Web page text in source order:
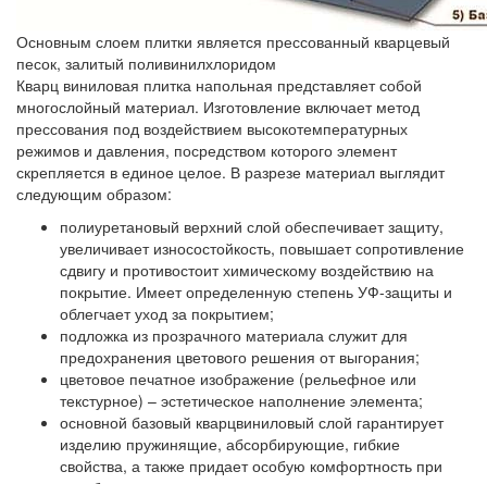
Основным слоем плитки является прессованный кварцевый
песок, залитый поливинилхлоридом
Кварц виниловая плитка напольная представляет собой
многослойный материал. Изготовление включает метод
прессования под воздействием высокотемпературных
режимов и давления, посредством которого элемент
скрепляется в единое целое. В разрезе материал выглядит
следующим образом:
полиуретановый верхний слой обеспечивает защиту,
увеличивает износостойкость, повышает сопротивление
сдвигу и противостоит химическому воздействию на
покрытие. Имеет определенную степень УФ-защиты и
облегчает уход за покрытием;
подложка из прозрачного материала служит для
предохранения цветового решения от выгорания;
цветовое печатное изображение (рельефное или
текстурное) – эстетическое наполнение элемента;
основной базовый кварцвиниловый слой гарантирует
изделию пружинящие, абсорбирующие, гибкие
свойства, а также придает особую комфортность при